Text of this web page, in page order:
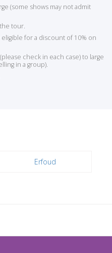
(some shows may not admit
tour.
for a discount of 10% on
check in each case) to large
in a group).
Erfoud